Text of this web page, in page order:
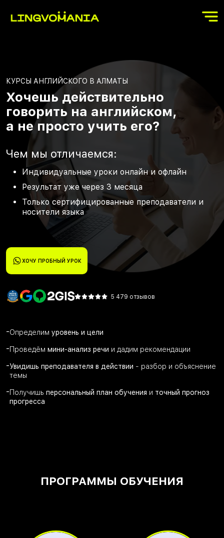
КУРСЫ АНГЛИЙСКОГО В АЛМАТЫ
Хочешь действительно
говорить на английском,
а не просто учить его?
Чем мы отличаемся:
Индивидуальные уроки онлайн и офлайн
Результат уже через 3 месяца
Только сертифицированные преподаватели и
носители языка
ХОЧУ ПРОБНЫЙ УРОК
5 479 отзывов
-Определим уровень и цели
-Проведём мини-анализ речи и дадим рекомендации
-Увидишь преподавателя в действии - разбор и объяснение
темы
-Получишь персональный план обучения и точный прогноз
прогресса
ПРОГРАММЫ ОБУЧЕНИЯ